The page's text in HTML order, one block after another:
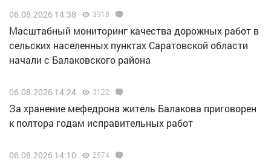
06.08.2026 14:38 3918
Масштабный мониторинг качества дорожных работ в
сельских населенных пунктах Саратовской области
начали с Балаковского района
06.08.2026 14:24 3122
За хранение мефедрона житель Балакова приговорен
к полтора годам исправительных работ
06.08.2026 14:10 2574